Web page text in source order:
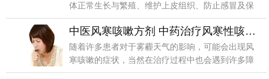
体正常生长与繁殖、维护上皮组织、防止感冒及保
护视力的功
中医风寒咳嗽方剂 中药治疗风寒性咳嗽的日用偏方
随着许多患者对于雾霾天气的影响，可能会出现风
寒咳嗽的症状，当然在治疗过程中也会遇到许多障
碍，比如说在